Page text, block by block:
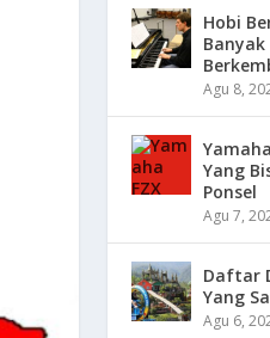
Hobi
Agu 8,
Yang
Ponsel
Agu 7,
Daftar
Yang
Agu 6,